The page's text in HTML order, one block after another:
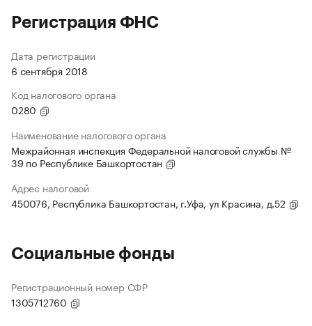
Регистрация ФНС
Дата регистрации
6 сентября 2018
Код налогового органа
0280
Наименование налогового органа
Межрайонная инспекция Федеральной налоговой службы №
39 по Республике Башкортостан
Адрес налоговой
450076, Республика Башкортостан, г.Уфа, ул Красина, д.52
Социальные фонды
Регистрационный номер СФР
1305712760